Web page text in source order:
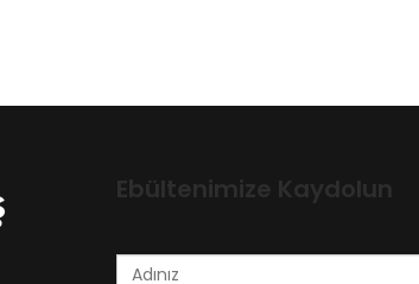
Ebültenimize Kaydolun